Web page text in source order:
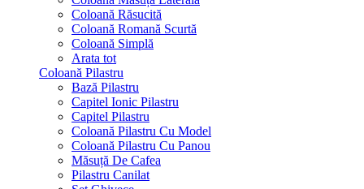
Coloană Răsucită
Coloană Romană Scurtă
Coloană Simplă
Arata tot
Coloană Pilastru
Bază Pilastru
Capitel Ionic Pilastru
Capitel Pilastru
Coloană Pilastru Cu Model
Coloană Pilastru Cu Panou
Măsuță De Cafea
Pilastru Canilat